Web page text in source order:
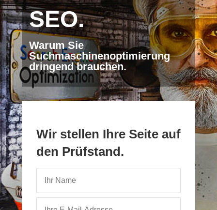
SEO.
Warum Sie
Suchmaschinenoptimierung
dringend brauchen.
Wir stellen Ihre Seite auf
den Prüfstand.